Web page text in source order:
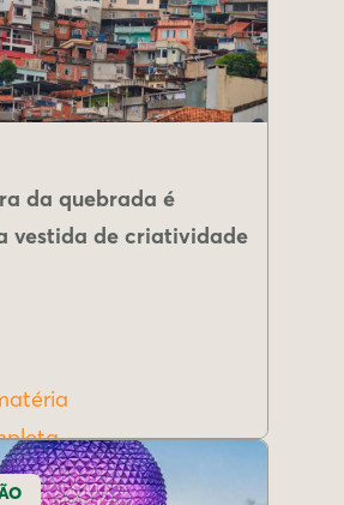
da quebrada é
vestida de criatividade